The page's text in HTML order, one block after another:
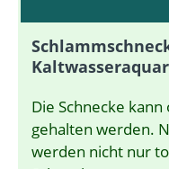
Die Schnecke
gehalten werden.
werden nicht nur